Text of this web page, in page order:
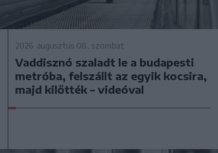
2026. augusztus 08., szombat
Vaddisznó szaladt le a budapesti
metróba, felszállt az egyik kocsira,
majd kilőtték – videóval